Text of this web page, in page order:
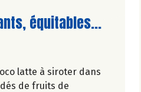
équitables...
latte à siroter dans
de fruits de